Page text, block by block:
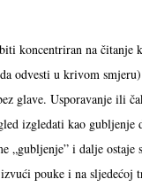
koncentriran na čitanje
odvesti u krivom
glave. Usporavanje ili
izgledati kao
i dalje ostaje
pouke i na sljedećoj